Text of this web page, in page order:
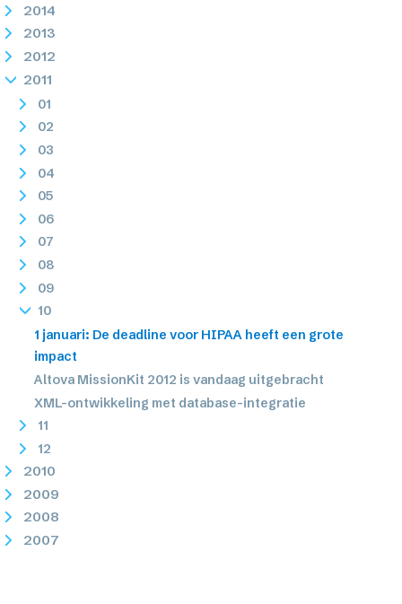
2014
2013
2012
2011
01
02
03
04
05
06
07
08
09
10
1 januari: De deadline voor HIPAA heeft een grote
impact
Altova MissionKit 2012 is vandaag uitgebracht
XML-ontwikkeling met database-integratie
11
12
2010
2009
2008
2007